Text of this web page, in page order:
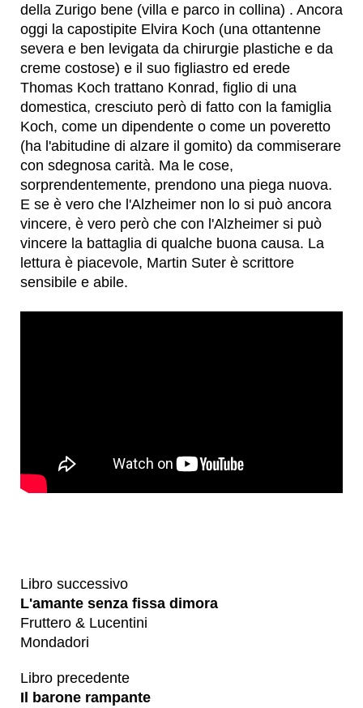
della Zurigo bene (villa e parco in collina) . Ancora
oggi la capostipite Elvira Koch (una ottantenne
severa e ben levigata da chirurgie plastiche e da
creme costose) e il suo figliastro ed erede
Thomas Koch trattano Konrad, figlio di una
domestica, cresciuto però di fatto con la famiglia
Koch, come un dipendente o come un poveretto
(ha l'abitudine di alzare il gomito) da commiserare
con sdegnosa carità. Ma le cose,
sorprendentemente, prendono una piega nuova.
E se è vero che l'Alzheimer non lo si può ancora
vincere, è vero però che con l'Alzheimer si può
vincere la battaglia di qualche buona causa. La
lettura è piacevole, Martin Suter è scrittore
sensibile e abile.
Libro successivo
L'amante senza fissa dimora
Fruttero & Lucentini
Mondadori
Libro precedente
Il barone rampante